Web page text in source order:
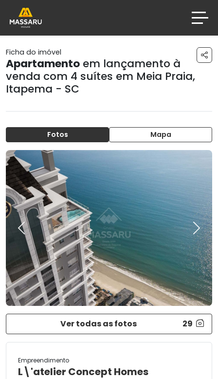
Ficha do imóvel
Apartamento em lançamento à
venda com 4 suítes em Meia Praia,
Itapema - SC
Fotos Mapa
Previous Next
Ver todas as fotos 29
Empreendimento
L\'atelier Concept Homes